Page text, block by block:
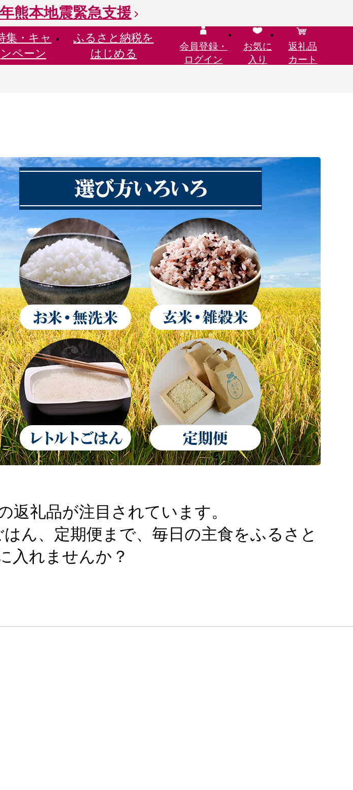
熊本地震緊急支援
集・ キャ
ンペーン
ふるさと納税を
はじめる
会員登録・
ログイン
お気に
入り
返礼品
カート
返礼品が注目されています。
ん、定期便まで、毎日の主食をふるさと
入れませんか？